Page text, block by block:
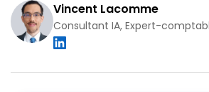
Vincent Lacomme
Consultant IA, Expert-